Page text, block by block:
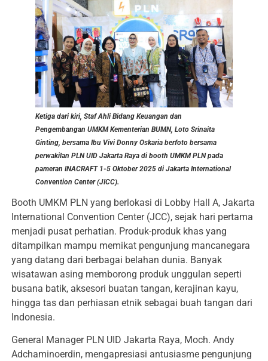
Ketiga dari kiri, Staf Ahli Bidang Keuangan dan
Pengembangan UMKM Kementerian BUMN, Loto Srinaita
Ginting, bersama Ibu Vivi Donny Oskaria berfoto bersama
perwakilan PLN UID Jakarta Raya di booth UMKM PLN pada
pameran INACRAFT 1-5 Oktober 2025 di Jakarta International
Convention Center (JICC).
Booth UMKM PLN yang berlokasi di Lobby Hall A, Jakarta
International Convention Center (JCC), sejak hari pertama
menjadi pusat perhatian. Produk-produk khas yang
ditampilkan mampu memikat pengunjung mancanegara
yang datang dari berbagai belahan dunia. Banyak
wisatawan asing memborong produk unggulan seperti
busana batik, aksesori buatan tangan, kerajinan kayu,
hingga tas dan perhiasan etnik sebagai buah tangan dari
Indonesia.
General Manager PLN UID Jakarta Raya, Moch. Andy
Adchaminoerdin, mengapresiasi antusiasme pengunjung